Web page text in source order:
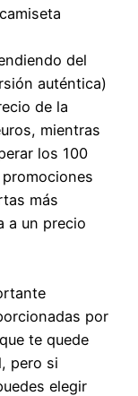
del
auténtica)
de la
mientras
los 100
más
a un precio
por
te quede
pero si
elegir